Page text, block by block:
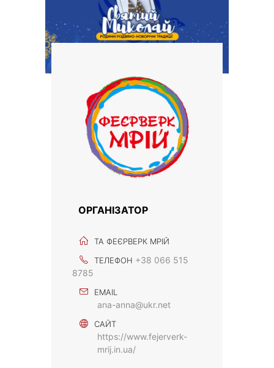
ОРГАНІЗАТОР
ТА ФЕЄРВЕРК МРІЙ
ТЕЛЕФОН +38 066 515
8785
EMAIL
ana-anna@ukr.net
САЙТ
https://www.fejerverk-
mrij.in.ua/